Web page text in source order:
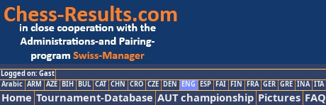
Logged on: Gast
Arabic ARM AZE BIH BUL CAT CHN CRO CZE DEN ENG ESP FAI FIN FRA GER GRE INA ITA
Home Tournament-Database AUT championship Pictures FAQ